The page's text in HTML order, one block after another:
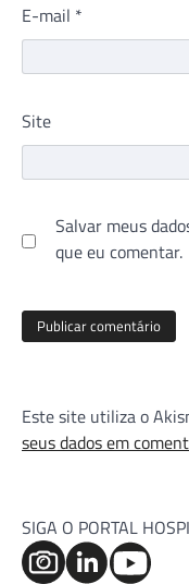
E-mail *
Site
Salvar meus
que eu comentar.
Este site utiliza o
seus dados em
SIGA O PORTAL